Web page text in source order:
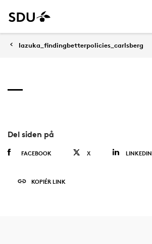
lazuka_findingbetterpolicies_carlsberg
Del siden på
FACEBOOK X LINKEDIN
KOPIÉR LINK